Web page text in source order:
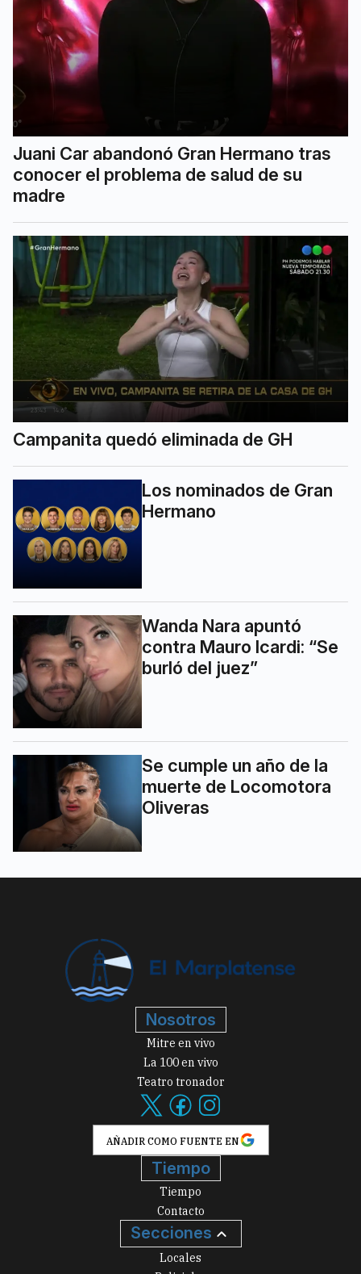
Juani Car abandonó Gran Hermano tras
conocer el problema de salud de su
madre
Campanita quedó eliminada de GH
Los nominados de Gran
Hermano
Wanda Nara apuntó
contra Mauro Icardi: “Se
burló del juez”
Se cumple un año de la
muerte de Locomotora
Oliveras
Nosotros
Mitre en vivo
La 100 en vivo
Teatro tronador
AÑADIR COMO FUENTE EN
Tiempo
Tiempo
Contacto
Secciones
Locales